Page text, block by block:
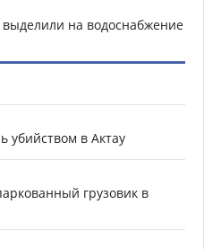
выделили на водоснабжение
убийством в Актау
грузовик в